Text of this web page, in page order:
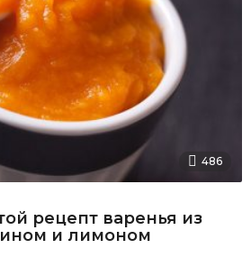
486
рецепт варенья из
и лимоном